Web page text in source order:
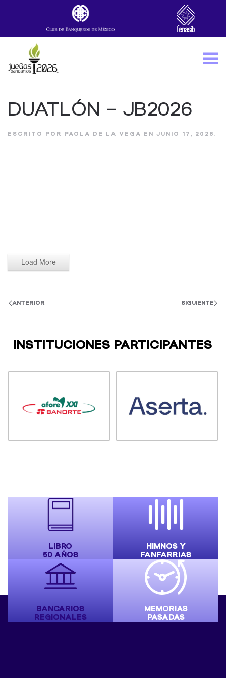
Skip to main content
DUATLÓN – JB2026
ESCRITO POR PAOLA DE LA VEGA EN JUNIO 17, 2026 .
Load More
ANTERIOR SIGUIENTE
INSTITUCIONES PARTICIPANTES
LIBRO
50 AÑOS
HIMNOS Y
FANFARRIAS
BANCARIOS
REGIONALES
MEMORIAS
PASADAS